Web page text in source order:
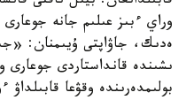
وراي ءبىز عىلىم جانە جوعارى
ەدىك، جاۋاپتى ۇيىمنان:
ىشىندە قانداستاردى جوعارى